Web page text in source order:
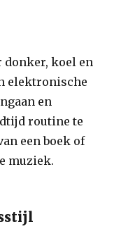
donker, koel en
elektronische
en
routine te
een boek of
muziek.